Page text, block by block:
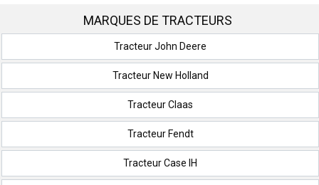
MARQUES DE TRACTEURS
Tracteur John Deere
Tracteur New Holland
Tracteur Claas
Tracteur Fendt
Tracteur Case IH